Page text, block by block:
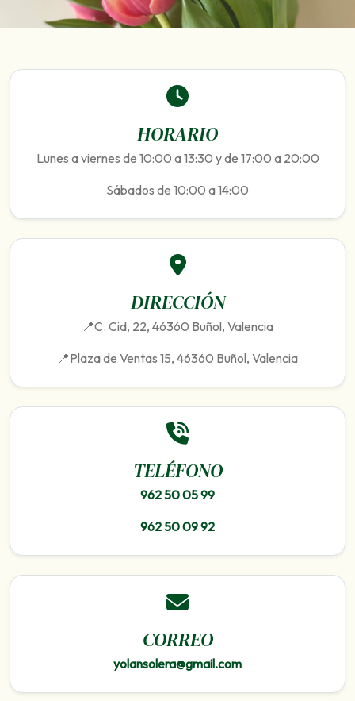
HORARIO
Lunes a viernes de 10:00 a 13:30 y de 17:00 a 20:00
Sábados de 10:00 a 14:00
DIRECCIÓN
📍C. Cid, 22, 46360 Buñol, Valencia
📍Plaza de Ventas 15, 46360 Buñol, Valencia
TELÉFONO
962 50 05 99
962 50 09 92
CORREO
yolansolera@gmail.com